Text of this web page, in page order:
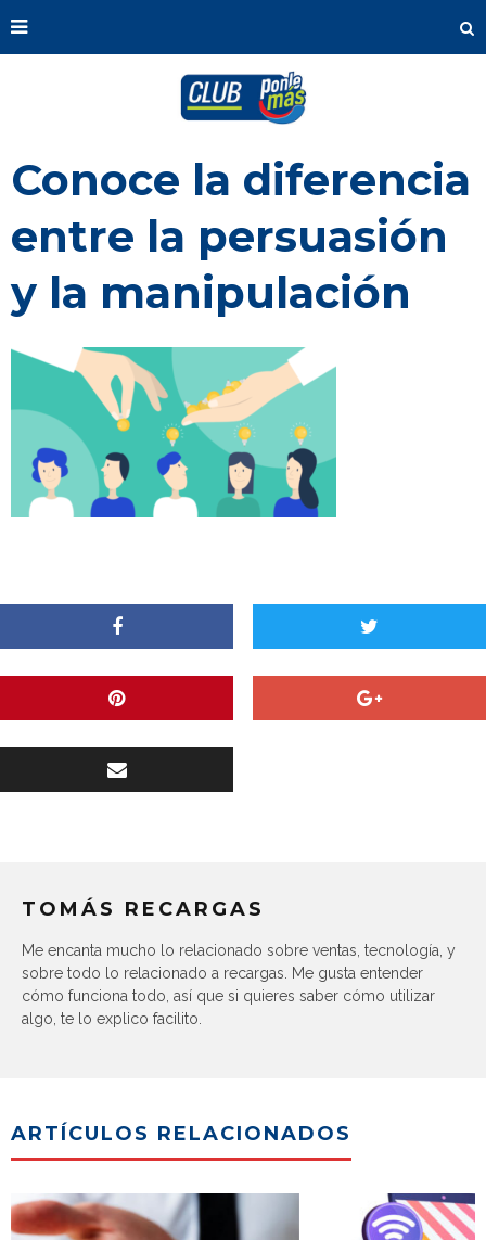
Conoce la diferencia
entre la persuasión
y la manipulación
TOMÁS RECARGAS
Me encanta mucho lo relacionado sobre ventas, tecnología, y
sobre todo lo relacionado a recargas. Me gusta entender
cómo funciona todo, así que si quieres saber cómo utilizar
algo, te lo explico facilito.
ARTÍCULOS RELACIONADOS